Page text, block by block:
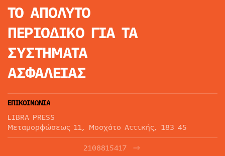
ΤΟ ΑΠΟΛΥΤΟ
ΠΕΡΙΟΔΙΚΟ ΓΙΑ ΤΑ
ΣΥΣΤΗΜΑΤΑ
ΑΣΦΑΛΕΙΑΣ
ΕΠΙΚΟΙΝΩΝΙΑ
LIBRA PRESS
Μεταμορφώσεως 11, Μοσχάτο Αττικής, 183 45
2108815417